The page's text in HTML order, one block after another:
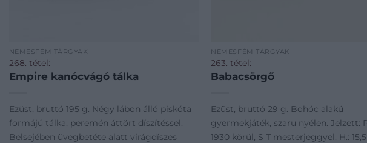
NEMESFÉM TÁRGYAK
268. tétel:
Empire kanócvágó tálka
Ezüst, bruttó 195 g. Négy lábon álló piskóta
formájú tálka, peremén áttört díszítéssel.
Belsejében üvegbetéte alatt virágdíszes
NEMESFÉM TÁRGYAK
263. tétel:
Babacsörgő
Ezüst, bruttó 29 g. Bohóc alakú
gyermekjáték, szaru nyélen. Jelzett:
1930 körül, S T mesterjeggyel. H.: